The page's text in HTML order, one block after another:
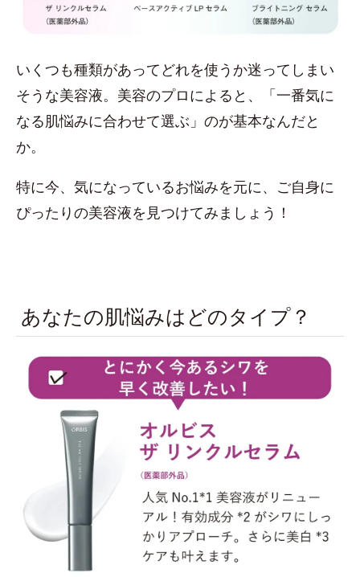
いくつも種類があってどれを使うか迷ってしまい
そうな美容液。美容のプロによると、「一番気に
なる肌悩みに合わせて選ぶ」のが基本なんだと
か。
特に今、気になっているお悩みを元に、ご自身に
ぴったりの美容液を見つけてみましょう！
あなたの肌悩みはどのタイプ？